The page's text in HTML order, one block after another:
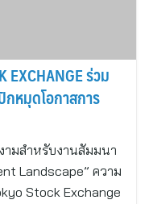
EXCHANGE ร่วม
หมุดโอกาสการ
ามสำหรับงานสัมมนา
Landscape” ความ
Stock Exchange